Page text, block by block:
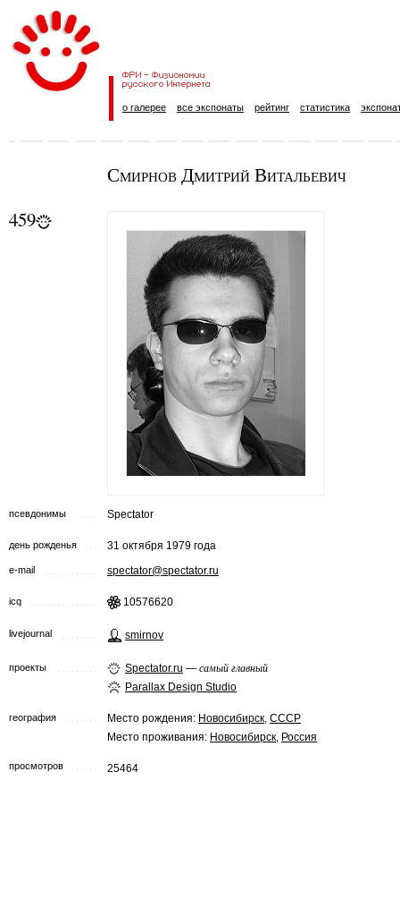
о галерее все экспонаты рейтинг статистика
Смирнов Дмитрий Витальевич
459
псевдонимы Spectator
день рожденья 31 октября 1979 года
e-mail spectator@spectator.ru
icq 10576620
livejournal smirnov
проекты Spectator.ru — самый главный
Parallax Design Studio
география Место рождения: Новосибирск, СССР
Место проживания: Новосибирск, Россия
просмотров 25464